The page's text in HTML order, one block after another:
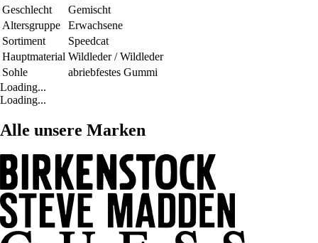
Geschlecht
Gemischt
Altersgruppe
Erwachsene
Sortiment
Speedcat
Hauptmaterial Wildleder / Wildleder
Sohle
abriebfestes Gummi
Loading...
Loading...
Alle unsere Marken